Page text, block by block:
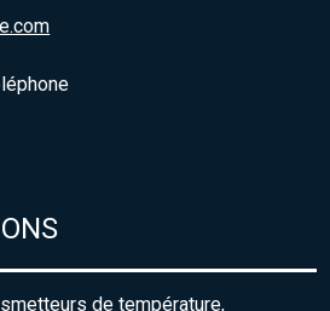
de température,